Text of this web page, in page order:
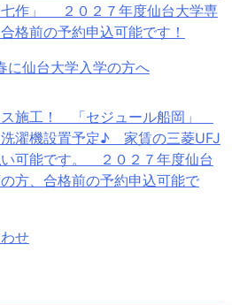
七作」 ２０２７年度仙台大学専
格前の予約申込可能です！
に仙台大学入学の方へ
ス施工！ 「セジュール船岡」
濯機設置予定♪ 家賃の三菱UFJ
い可能です。 ２０２７年度仙台
方、合格前の予約申込可能で
せ